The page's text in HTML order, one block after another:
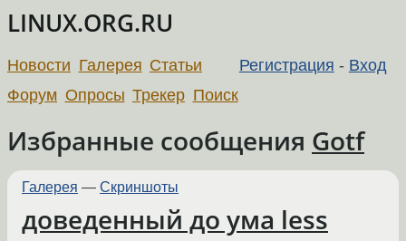
LINUX.ORG.RU
Регистрация - Вход
Новости Галерея Статьи
Форум Опросы Трекер Поиск
Избранные сообщения Gotf
Галерея — Скриншоты
доведенный до ума less